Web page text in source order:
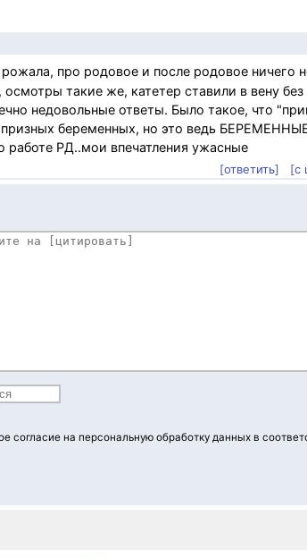
про родовое и после родовое ничего
такие же, катетер ставили в вену без
недовольные ответы. Было такое, что
беременных, но это ведь
работе РД..мои впечатления ужасные
[ответить]
[с
согласие на персональную обработку данных в